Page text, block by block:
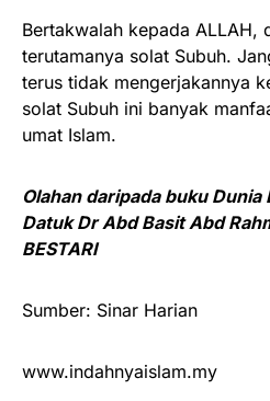
Bertakwalah kepada ALLAH,
terutamanya solat Subuh.
terus tidak mengerjakannya
solat Subuh ini banyak
umat Islam.
Olahan daripada buku
Datuk Dr Abd Basit Abd
BESTARI
Sumber: Sinar Harian
www.indahnyaislam.my